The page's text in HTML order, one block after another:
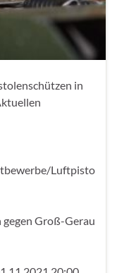
in
Luftpisto
Groß-Gerau